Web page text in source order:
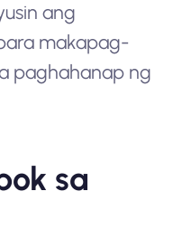
ang
makapag-
paghahanap ng
sa